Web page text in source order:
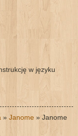
w języku
» Janome » Janome